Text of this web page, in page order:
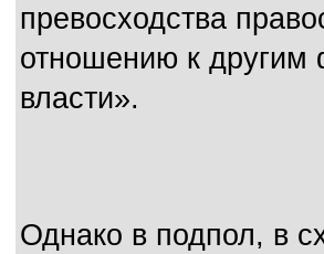
превосходства
отношению к другим
власти».
Однако в подпол, в